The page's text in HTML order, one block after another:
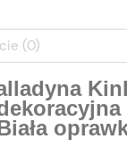
(0)